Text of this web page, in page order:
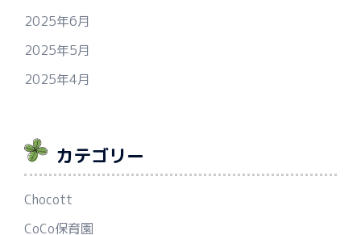
2025年6月
2025年5月
2025年4月
カテゴリー
Chocott
CoCo保育園